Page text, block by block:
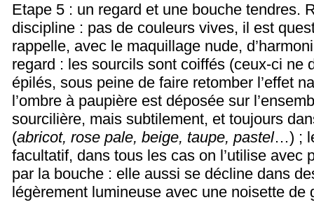
Etape 5 : un regard et une bouche tendres.
discipline : pas de couleurs vives, il est
rappelle, avec le maquillage nude,
regard : les sourcils sont coiffés (ceux-ci ne
épilés, sous peine de faire retomber l’effet
l’ombre à paupière est déposée sur
sourcilière, mais subtilement, et toujours
(abricot, rose pale, beige, taupe, pastel…) ;
facultatif, dans tous les cas on l’utilise avec
par la bouche : elle aussi se décline dans
légèrement lumineuse avec une noisette de